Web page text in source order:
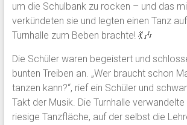
um die Schulbank zu rocken – und das
verkündeten sie und legten einen Tanz
Turnhalle zum Beben brachte! 💃🎶
Die Schüler waren begeistert und
bunten Treiben an. „Wer braucht schon
tanzen kann?“, rief ein Schüler und
Takt der Musik. Die Turnhalle verwandelte
riesige Tanzfläche, auf der selbst die